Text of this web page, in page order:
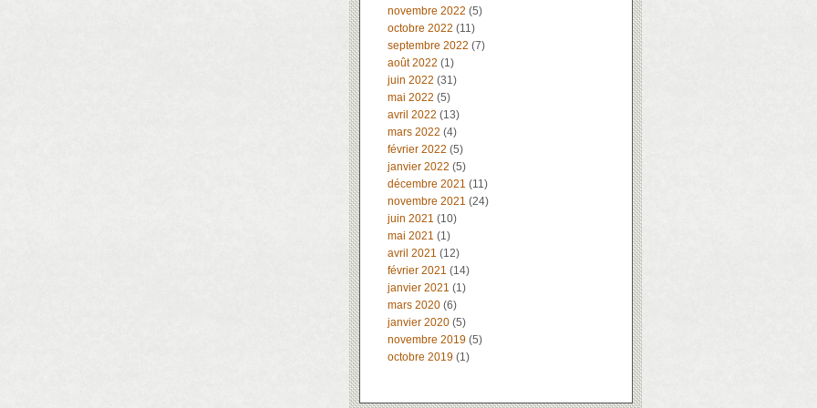
novembre 2022 (5)
octobre 2022 (11)
septembre 2022 (7)
août 2022 (1)
juin 2022 (31)
mai 2022 (5)
avril 2022 (13)
mars 2022 (4)
février 2022 (5)
janvier 2022 (5)
décembre 2021 (11)
novembre 2021 (24)
juin 2021 (10)
mai 2021 (1)
avril 2021 (12)
février 2021 (14)
janvier 2021 (1)
mars 2020 (6)
janvier 2020 (5)
novembre 2019 (5)
octobre 2019 (1)